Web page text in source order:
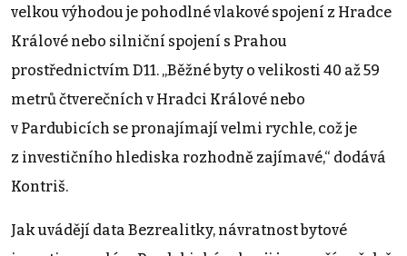
velkou výhodou je pohodlné vlakové spojení z Hradce
Králové nebo silniční spojení s Prahou
prostřednictvím D11. „Běžné byty o velikosti 40 až 59
metrů čtverečních v Hradci Králové nebo
v Pardubicích se pronajímají velmi rychle, což je
z investičního hlediska rozhodně zajímavé,“ dodává
Kontriš.
Jak uvádějí data Bezrealitky, návratnost bytové